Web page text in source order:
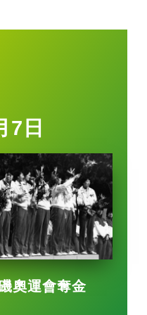
7日
奧運會奪金